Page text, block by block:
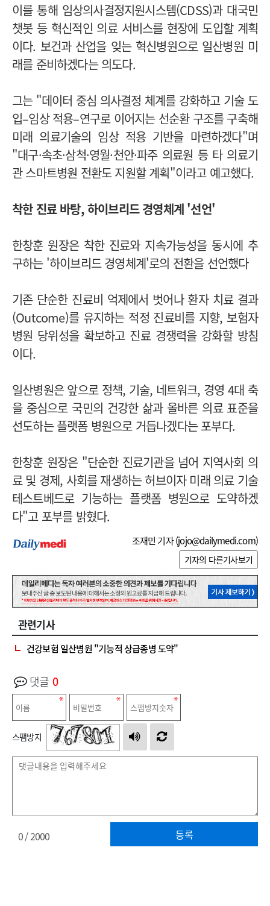
이를 통해 임상의사결정지원시스템(CDSS)과 대국민
챗봇 등 혁신적인 의료 서비스를 현장에 도입할 계획
이다. 보건과 산업을 잊는 혁신병원으로 일산병원 미
래를 준비하겠다는 의도다.
그는 "데이터 중심 의사결정 체계를 강화하고 기술 도
입–임상 적용–연구로 이어지는 선순환 구조를 구축해
미래 의료기술의 임상 적용 기반을 마련하겠다"며
"대구·속초·삼척·영월·천안·파주 의료원 등 타 의료기
관 스마트병원 전환도 지원할 계획"이라고 예고했다.
착한 진료 바탕, 하이브리드 경영체계 '선언'
한창훈 원장은 착한 진료와 지속가능성을 동시에 추
구하는 '하이브리드 경영체계'로의 전환을 선언했다
기존 단순한 진료비 억제에서 벗어나 환자 치료 결과
(Outcome)를 유지하는 적정 진료비를 지향, 보험자
병원 당위성을 확보하고 진료 경쟁력을 강화할 방침
이다.
일산병원은 앞으로 정책, 기술, 네트워크, 경영 4대 축
을 중심으로 국민의 건강한 삶과 올바른 의료 표준을
선도하는 플랫폼 병원으로 거듭나겠다는 포부다.
한창훈 원장은 "단순한 진료기관을 넘어 지역사회 의
료 및 경제, 사회를 재생하는 허브이자 미래 의료 기술
테스트베드로 기능하는 플랫폼 병원으로 도약하겠
다"고 포부를 밝혔다.
조재민 기자 (jojo@dailymedi.com)
기자의 다른기사보기
관련기사
건강보험 일산병원 "기능적 상급종병 도약"
댓글 0
스팸방지
등록
0/ 2000